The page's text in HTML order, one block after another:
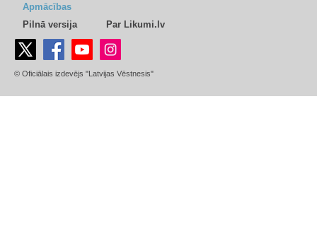
Apmācības
Pilnā versija
Par Likumi.lv
© Oficiālais izdevējs "Latvijas Vēstnesis"